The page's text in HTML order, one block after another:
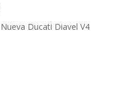
Nueva Ducati Diavel V4